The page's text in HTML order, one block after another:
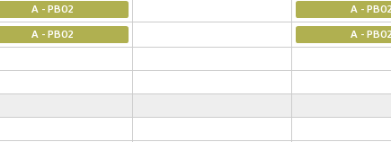
A - PB02 A - PB02
A - PB02 A - PB02